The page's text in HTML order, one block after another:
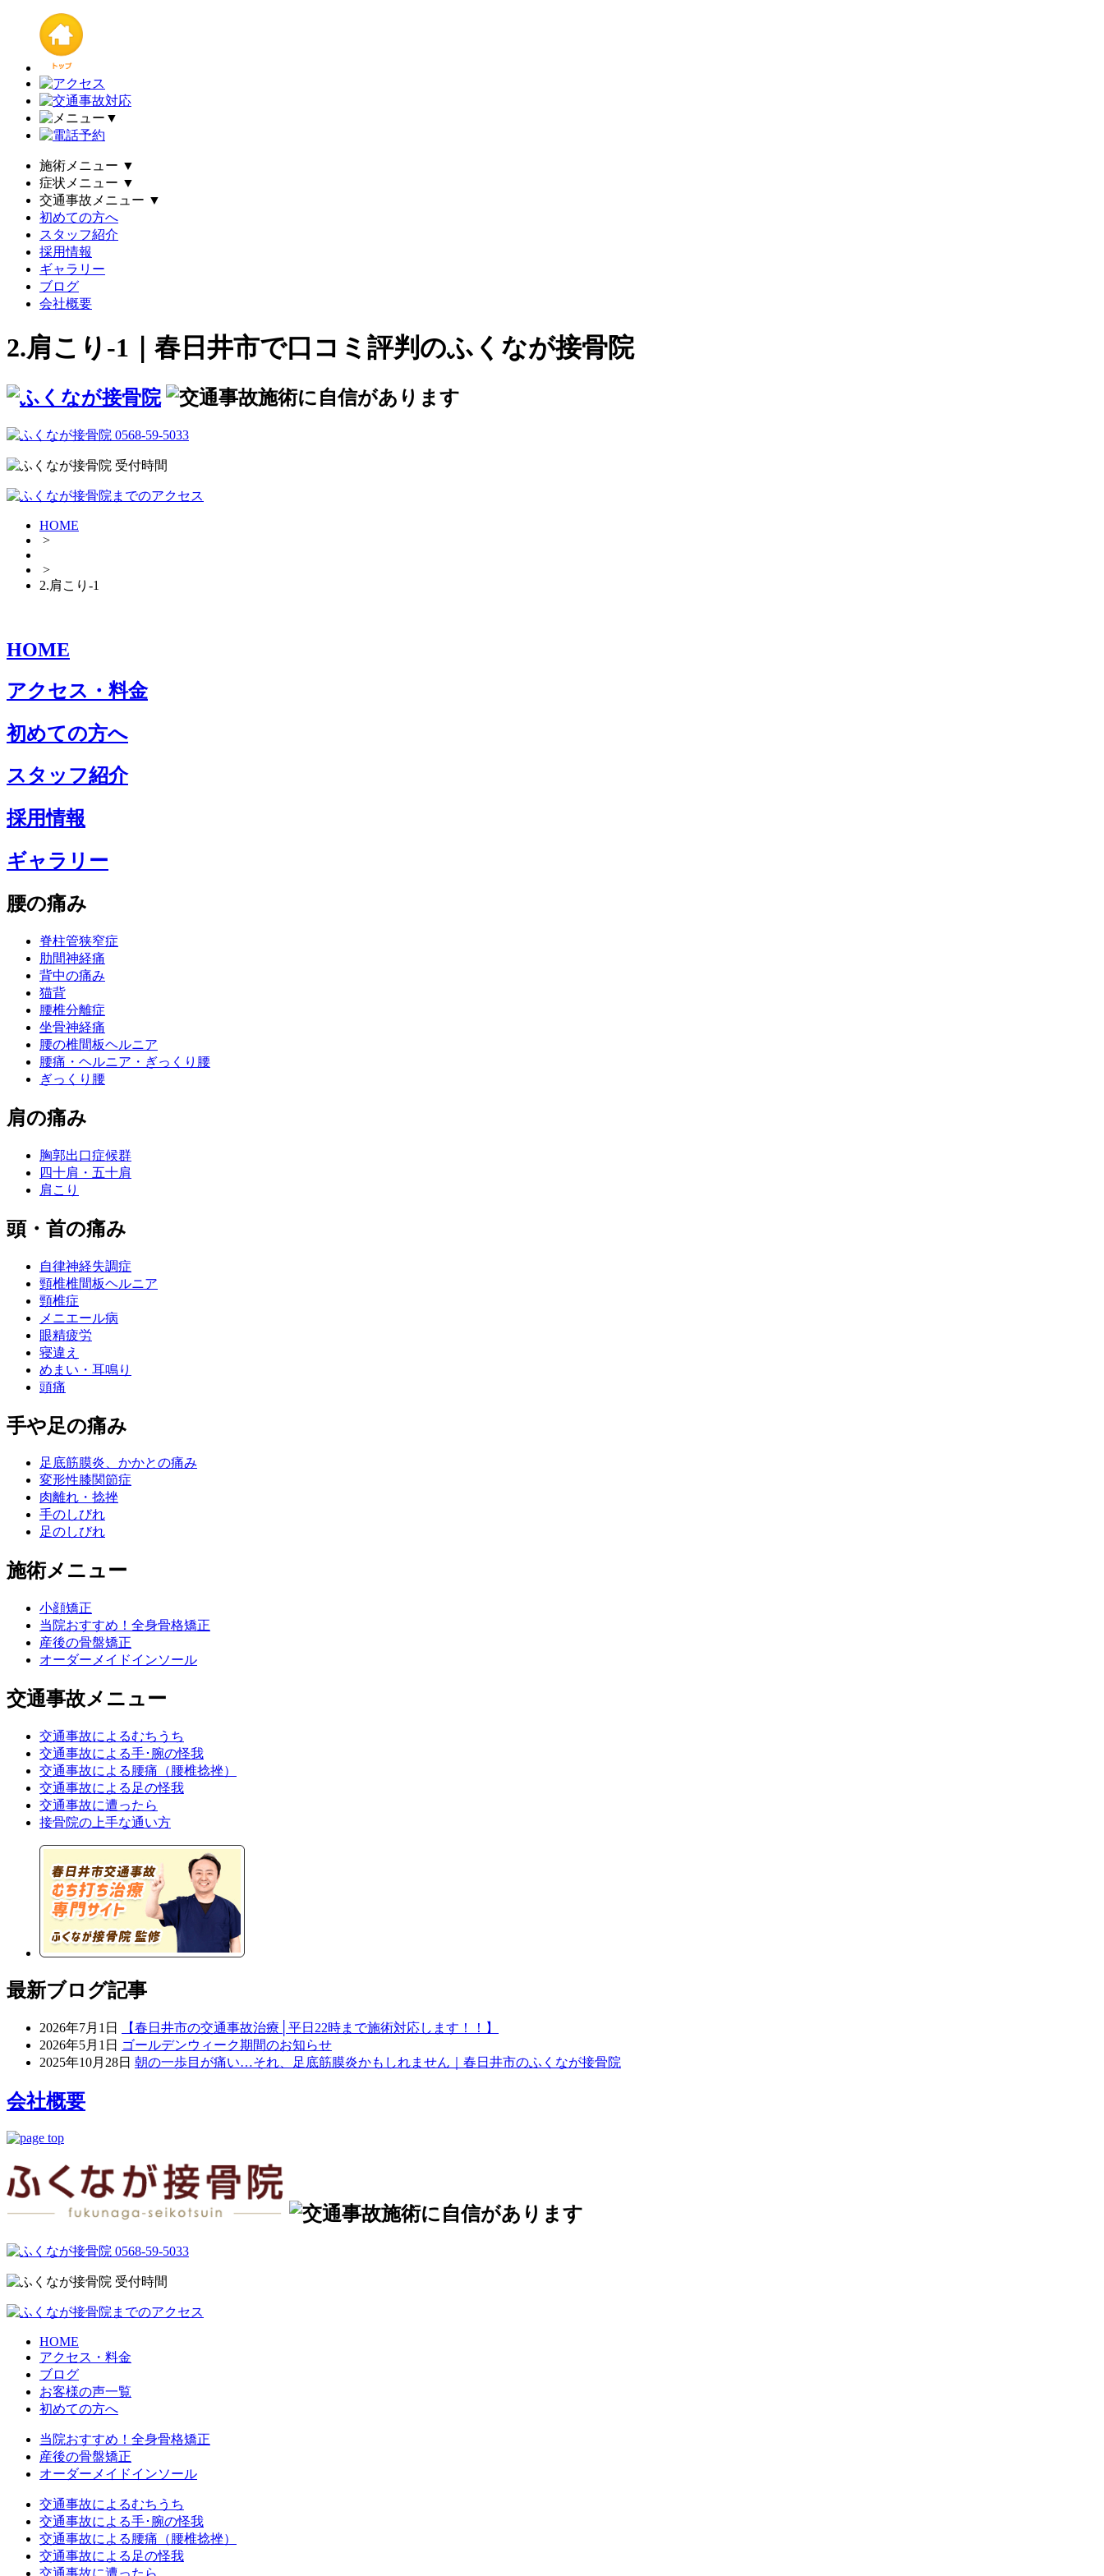
▼
施術メニュー ▼
症状メニュー ▼
交通事故メニュー ▼
初めての方へ
スタッフ紹介
採用情報
ギャラリー
ブログ
会社概要
2.肩こり-1｜春日井市で口コミ評判のふくなが接骨院
HOME
>
>
2.肩こり-1
HOME
アクセス・料金
初めての方へ
スタッフ紹介
採用情報
ギャラリー
腰の痛み
脊柱管狭窄症
肋間神経痛
背中の痛み
猫背
腰椎分離症
坐骨神経痛
腰の椎間板ヘルニア
腰痛・ヘルニア・ぎっくり腰
ぎっくり腰
肩の痛み
胸郭出口症候群
四十肩・五十肩
肩こり
頭・首の痛み
自律神経失調症
頸椎椎間板ヘルニア
頸椎症
メニエール病
眼精疲労
寝違え
めまい・耳鳴り
頭痛
手や足の痛み
足底筋膜炎、かかとの痛み
変形性膝関節症
肉離れ・捻挫
手のしびれ
足のしびれ
施術メニュー
小顔矯正
当院おすすめ！全身骨格矯正
産後の骨盤矯正
オーダーメイドインソール
交通事故メニュー
交通事故によるむちうち
交通事故による手･腕の怪我
交通事故による腰痛（腰椎捻挫）
交通事故による足の怪我
交通事故に遭ったら
接骨院の上手な通い方
最新ブログ記事
2026年7月1日
【春日井市の交通事故治療│平日22時まで施術対応します！！】
2026年5月1日 ゴールデンウィーク期間のお知らせ
2025年10月28日 朝の一歩目が痛い…それ、足底筋膜炎かもしれません｜春日井市のふくなが接骨院
会社概要
HOME
アクセス・料金
ブログ
お客様の声一覧
初めての方へ
当院おすすめ！全身骨格矯正
産後の骨盤矯正
オーダーメイドインソール
交通事故によるむちうち
交通事故による手･腕の怪我
交通事故による腰痛（腰椎捻挫）
交通事故による足の怪我
交通事故に遭ったら